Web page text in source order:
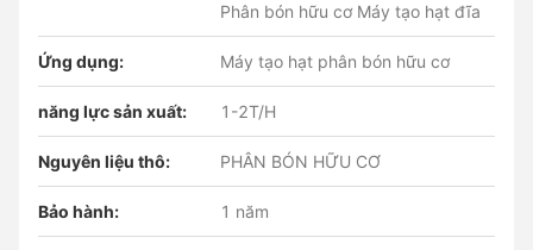
Phân bón hữu cơ Máy tạo hạt đĩa
Ứng dụng: Máy tạo hạt phân bón hữu cơ
năng lực sản xuất: 1-2T/H
Nguyên liệu thô: PHÂN BÓN HỮU CƠ
Bảo hành: 1 năm